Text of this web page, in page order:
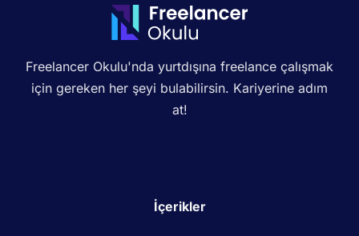
Freelancer Okulu'nda yurtdışına freelance çalışmak
için gereken her şeyi bulabilirsin. Kariyerine adım
at!
İçerikler